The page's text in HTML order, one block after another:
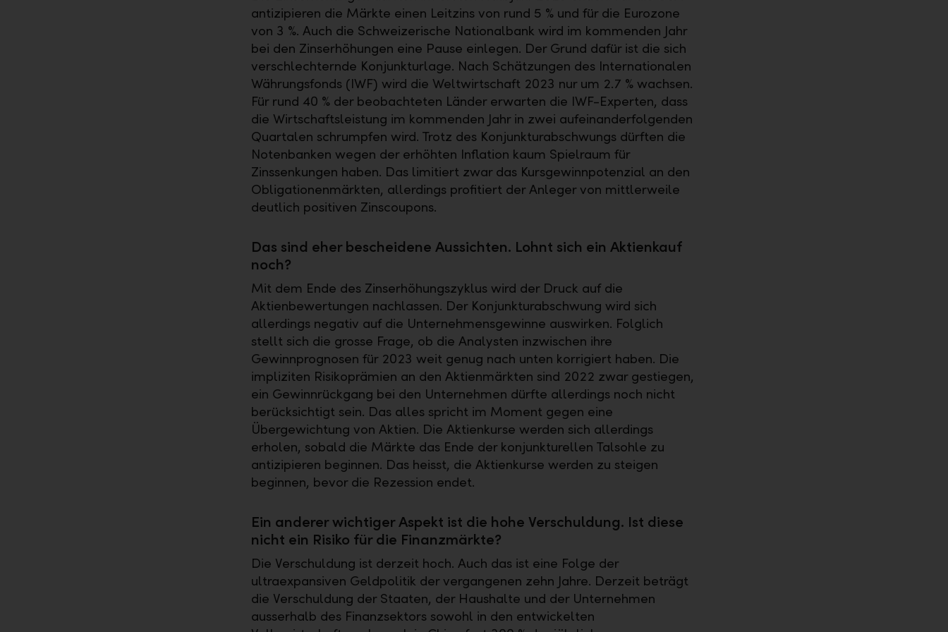
antizipieren die Märkte einen Leitzins von rund 5 % und für die Eurozone
von 3 %. Auch die Schweizerische Nationalbank wird im kommenden Jahr
bei den Zinserhöhungen eine Pause einlegen. Der Grund dafür ist die sich
verschlechternde Konjunkturlage. Nach Schätzungen des Internationalen
Währungsfonds (IWF) wird die Weltwirtschaft 2023 nur um 2.7 % wachsen.
Für rund 40 % der beobachteten Länder erwarten die IWF-Experten, dass
die Wirtschaftsleistung im kommenden Jahr in zwei aufeinanderfolgenden
Quartalen schrumpfen wird. Trotz des Konjunkturabschwungs dürften die
Notenbanken wegen der erhöhten Inflation kaum Spielraum für
Zinssenkungen haben. Das limitiert zwar das Kursgewinnpotenzial an den
Obligationenmärkten, allerdings profitiert der Anleger von mittlerweile
deutlich positiven Zinscoupons.
Das sind eher bescheidene Aussichten. Lohnt sich ein Aktienkauf
noch?
Mit dem Ende des Zinserhöhungszyklus wird der Druck auf die
Aktienbewertungen nachlassen. Der Konjunkturabschwung wird sich
allerdings negativ auf die Unternehmensgewinne auswirken. Folglich
stellt sich die grosse Frage, ob die Analysten inzwischen ihre
Gewinnprognosen für 2023 weit genug nach unten korrigiert haben. Die
impliziten Risikoprämien an den Aktienmärkten sind 2022 zwar gestiegen,
ein Gewinnrückgang bei den Unternehmen dürfte allerdings noch nicht
berücksichtigt sein. Das alles spricht im Moment gegen eine
Übergewichtung von Aktien. Die Aktienkurse werden sich allerdings
erholen, sobald die Märkte das Ende der konjunkturellen Talsohle zu
antizipieren beginnen. Das heisst, die Aktienkurse werden zu steigen
beginnen, bevor die Rezession endet.
Ein anderer wichtiger Aspekt ist die hohe Verschuldung. Ist diese
nicht ein Risiko für die Finanzmärkte?
Die Verschuldung ist derzeit hoch. Auch das ist eine Folge der
ultraexpansiven Geldpolitik der vergangenen zehn Jahre. Derzeit beträgt
die Verschuldung der Staaten, der Haushalte und der Unternehmen
ausserhalb des Finanzsektors sowohl in den entwickelten